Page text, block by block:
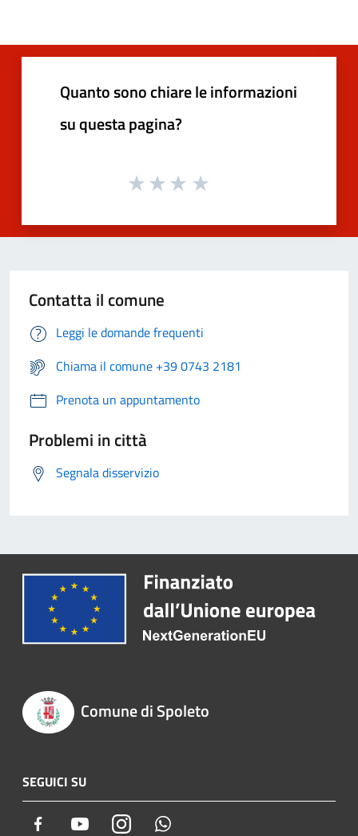
Quanto sono chiare le informazioni
su questa pagina?
Contatta il comune
Leggi le domande frequenti
Chiama il comune +39 0743 2181
Prenota un appuntamento
Problemi in città
Segnala disservizio
Comune di Spoleto
SEGUICI SU
Facebook YoutubeInstagram